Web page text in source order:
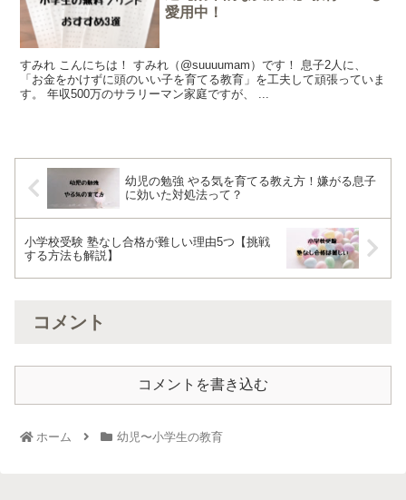
愛用中！
すみれ こんにちは！ すみれ（@suuuumam）です！ 息子2人に、
「お金をかけずに頭のいい子を育てる教育」を工夫して頑張っていま
す。 年収500万のサラリーマン家庭ですが、 ...
幼児の勉強 やる気を育てる教え方！嫌がる息子
に効いた対処法って？
小学校受験 塾なし合格が難しい理由5つ【挑戦
する方法も解説】
コメント
コメントを書き込む
ホーム 幼児〜小学生の教育